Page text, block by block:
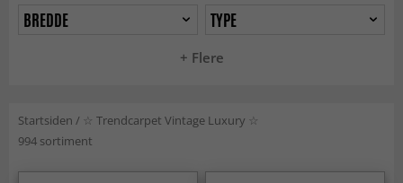
+ Flere
BREDDE
TYPE
Startsiden / ☆ Trendcarpet Vintage Luxury ☆
994 sortiment